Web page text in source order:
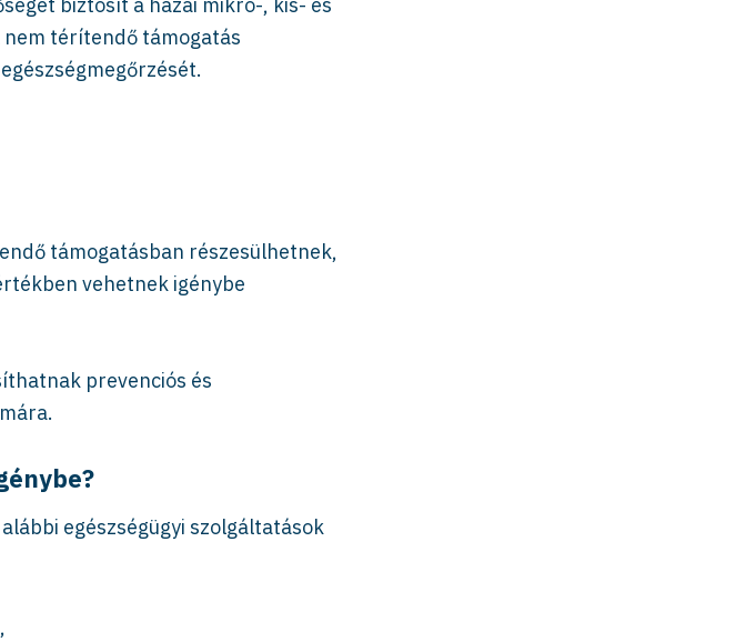
biztosít a hazai mikro-, kis- és
nem térítendő támogatás
támogatásban részesülhetnek,
vehetnek igénybe
prevenciós és
egészségügyi szolgáltatások